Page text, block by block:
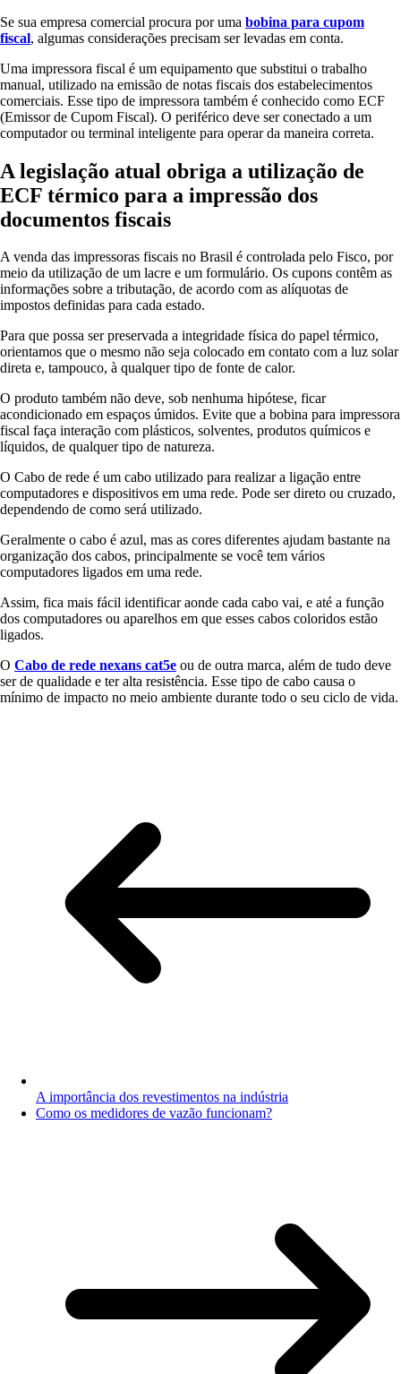
Se sua empresa comercial procura por uma bobina para cupom
fiscal, algumas considerações precisam ser levadas em conta.
Uma impressora fiscal é um equipamento que substitui o trabalho
manual, utilizado na emissão de notas fiscais dos estabelecimentos
comerciais. Esse tipo de impressora também é conhecido como ECF
(Emissor de Cupom Fiscal). O periférico deve ser conectado a um
computador ou terminal inteligente para operar da maneira correta.
A legislação atual obriga a utilização de
ECF térmico para a impressão dos
documentos fiscais
A venda das impressoras fiscais no Brasil é controlada pelo Fisco, por
meio da utilização de um lacre e um formulário. Os cupons contêm as
informações sobre a tributação, de acordo com as alíquotas de
impostos definidas para cada estado.
Para que possa ser preservada a integridade física do papel térmico,
orientamos que o mesmo não seja colocado em contato com a luz solar
direta e, tampouco, à qualquer tipo de fonte de calor.
O produto também não deve, sob nenhuma hipótese, ficar
acondicionado em espaços úmidos. Evite que a bobina para impressora
fiscal faça interação com plásticos, solventes, produtos químicos e
líquidos, de qualquer tipo de natureza.
O Cabo de rede é um cabo utilizado para realizar a ligação entre
computadores e dispositivos em uma rede. Pode ser direto ou cruzado,
dependendo de como será utilizado.
Geralmente o cabo é azul, mas as cores diferentes ajudam bastante na
organização dos cabos, principalmente se você tem vários
computadores ligados em uma rede.
Assim, fica mais fácil identificar aonde cada cabo vai, e até a função
dos computadores ou aparelhos em que esses cabos coloridos estão
ligados.
O Cabo de rede nexans cat5e ou de outra marca, além de tudo deve
ser de qualidade e ter alta resistência. Esse tipo de cabo causa o
mínimo de impacto no meio ambiente durante todo o seu ciclo de vida.
A importância dos revestimentos na indústria
Como os medidores de vazão funcionam?